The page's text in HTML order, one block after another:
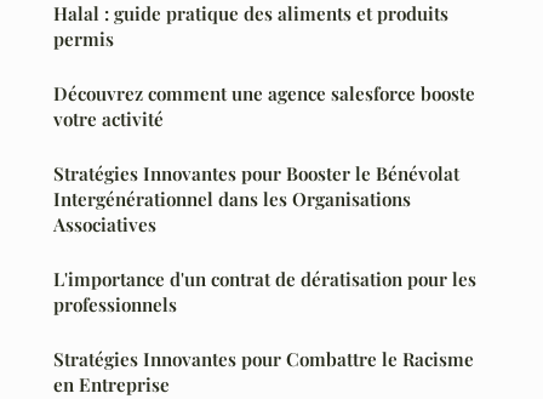
Halal : guide pratique des aliments et produits
permis
Découvrez comment une agence salesforce booste
votre activité
Stratégies Innovantes pour Booster le Bénévolat
Intergénérationnel dans les Organisations
Associatives
L'importance d'un contrat de dératisation pour les
professionnels
Stratégies Innovantes pour Combattre le Racisme
en Entreprise